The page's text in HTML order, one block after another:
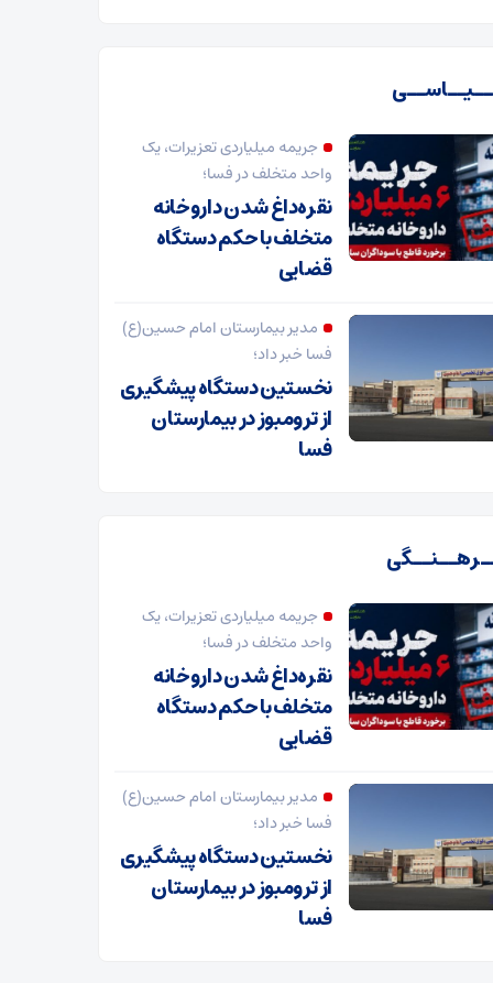
جریمه میلیاردی تعزیرات، یک
واحد متخلف در فسا؛
نقره‌داغ شدن داروخانه
متخلف با حکم دستگاه
قضایی
مدیر بیمارستان امام حسین(ع)
فسا خبر داد؛
نخستین دستگاه پیشگیری
از ترومبوز در بیمارستان
فسا
جریمه میلیاردی تعزیرات، یک
واحد متخلف در فسا؛
نقره‌داغ شدن داروخانه
متخلف با حکم دستگاه
قضایی
مدیر بیمارستان امام حسین(ع)
فسا خبر داد؛
نخستین دستگاه پیشگیری
از ترومبوز در بیمارستان
فسا